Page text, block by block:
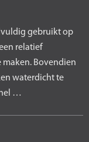
gebruikt op
relatief
Bovendien
waterdicht te
…